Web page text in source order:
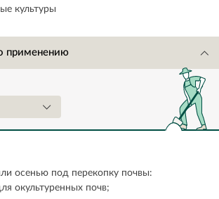
культуры
применению
осенью под перекопку почвы:
окультуренных почв;